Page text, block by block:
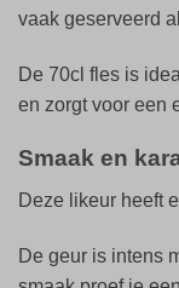
vaak geserveerd
De 70cl fles is
en zorgt voor een
Smaak en
Deze likeur heeft
De geur is intens